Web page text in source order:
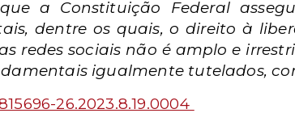
que a Constituição Federal
dentre os quais, o direito à
redes sociais não é amplo e
igualmente tutelados,
26.2023.8.19.0004